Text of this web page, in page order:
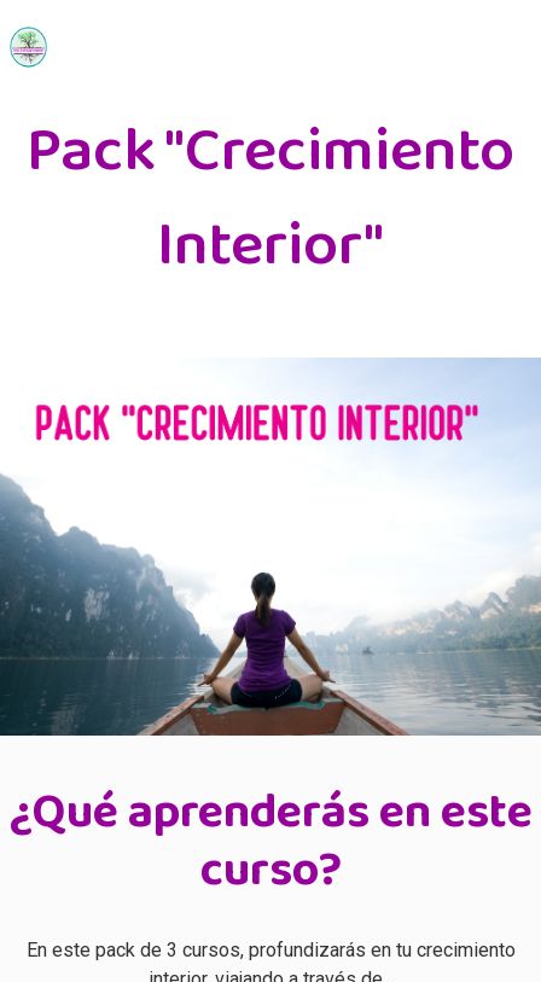
Pack "Crecimiento
Interior"
¿Qué aprenderás en este
curso?
En este pack de 3 cursos, profundizarás en tu crecimiento